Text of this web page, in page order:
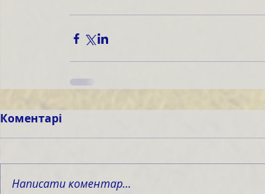
Коментарі
Написати коментар...